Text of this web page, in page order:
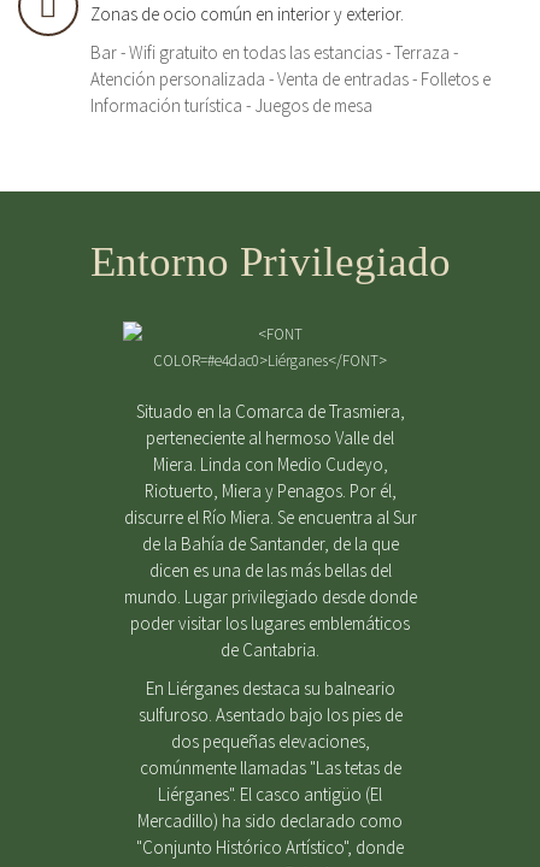
Zonas de ocio común en interior y exterior.
Bar - Wifi gratuito en todas las estancias - Terraza -
Atención personalizada - Venta de entradas - Folletos e
Información turística - Juegos de mesa
Entorno Privilegiado
Situado en la Comarca de Trasmiera,
perteneciente al hermoso Valle del
Miera. Linda con Medio Cudeyo,
Riotuerto, Miera y Penagos. Por él,
discurre el Río Miera. Se encuentra al Sur
de la Bahía de Santander, de la que
dicen es una de las más bellas del
mundo. Lugar privilegiado desde donde
poder visitar los lugares emblemáticos
de Cantabria.
En Liérganes destaca su balneario
sulfuroso. Asentado bajo los pies de
dos pequeñas elevaciones,
comúnmente llamadas "Las tetas de
Liérganes". El casco antigüo (El
Mercadillo) ha sido declarado como
"Conjunto Histórico Artístico", donde